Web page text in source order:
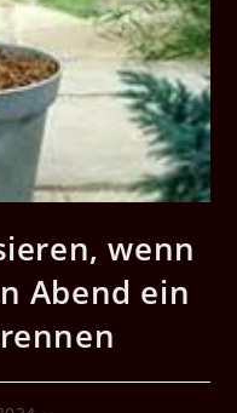
wenn
Abend ein